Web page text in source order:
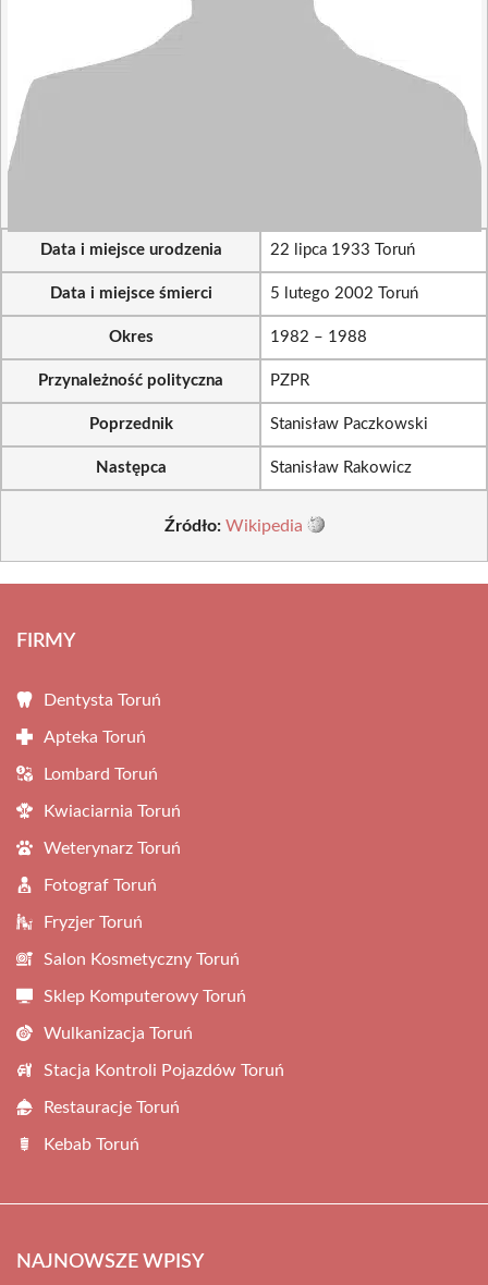
Data i miejsce urodzenia 22 lipca 1933 Toruń
Data i miejsce śmierci 5 lutego 2002 Toruń
Okres 1982 – 1988
Przynależność polityczna PZPR
Poprzednik Stanisław Paczkowski
Następca Stanisław Rakowicz
Źródło: Wikipedia
FIRMY
Dentysta Toruń
Apteka Toruń
Lombard Toruń
Kwiaciarnia Toruń
Weterynarz Toruń
Fotograf Toruń
Fryzjer Toruń
Salon Kosmetyczny Toruń
Sklep Komputerowy Toruń
Wulkanizacja Toruń
Stacja Kontroli Pojazdów Toruń
Restauracje Toruń
Kebab Toruń
NAJNOWSZE WPISY